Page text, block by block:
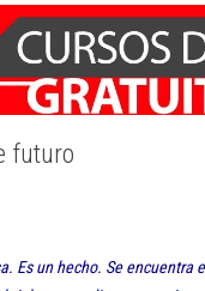
futuro
Es un hecho. Se encuentra